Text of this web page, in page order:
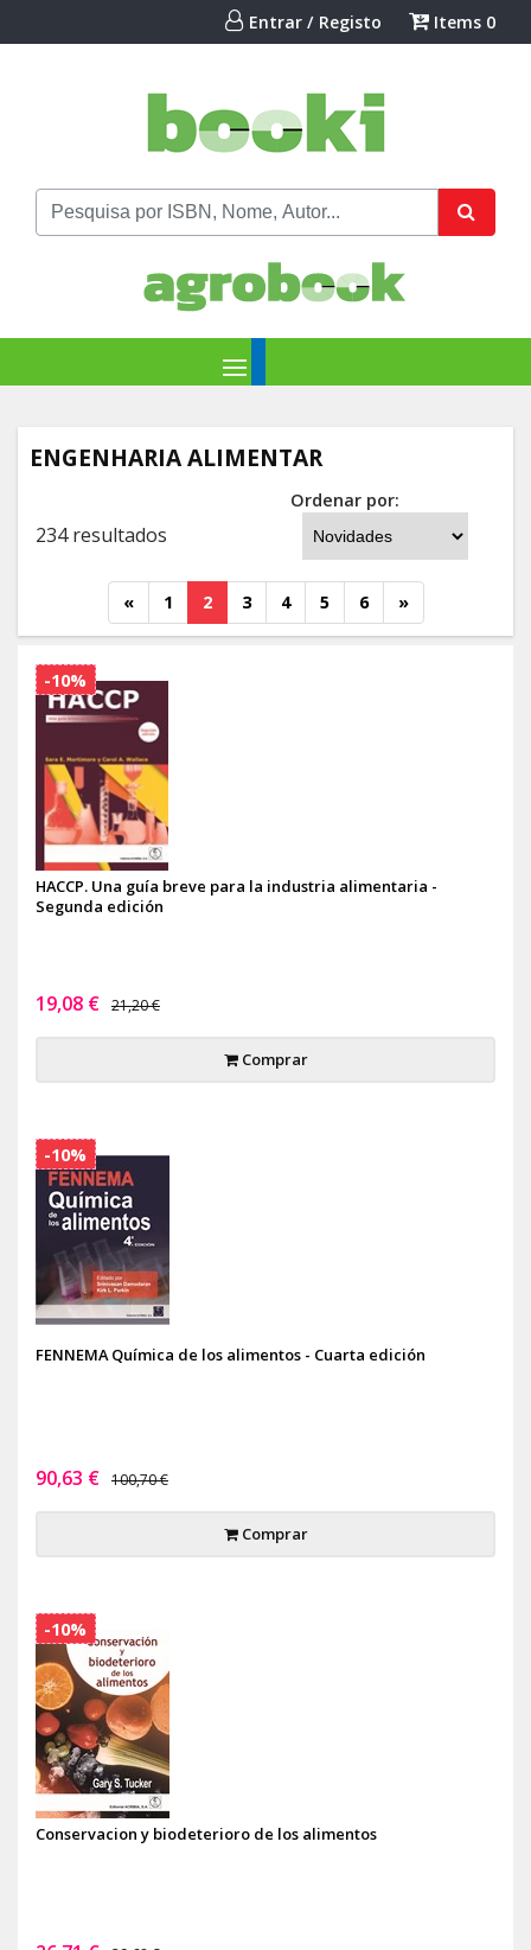
Entrar / Registo Items 0
ENGENHARIA ALIMENTAR
234 resultados
Ordenar por:
« 1 2 3 4 5 6 »
HACCP. Una guía breve para la industria alimentaria -
Segunda edición
19,08 € 21,20 €
Comprar
-10%
FENNEMA Química de los alimentos - Cuarta edición
90,63 € 100,70 €
Comprar
-10%
Conservacion y biodeterioro de los alimentos
-10%